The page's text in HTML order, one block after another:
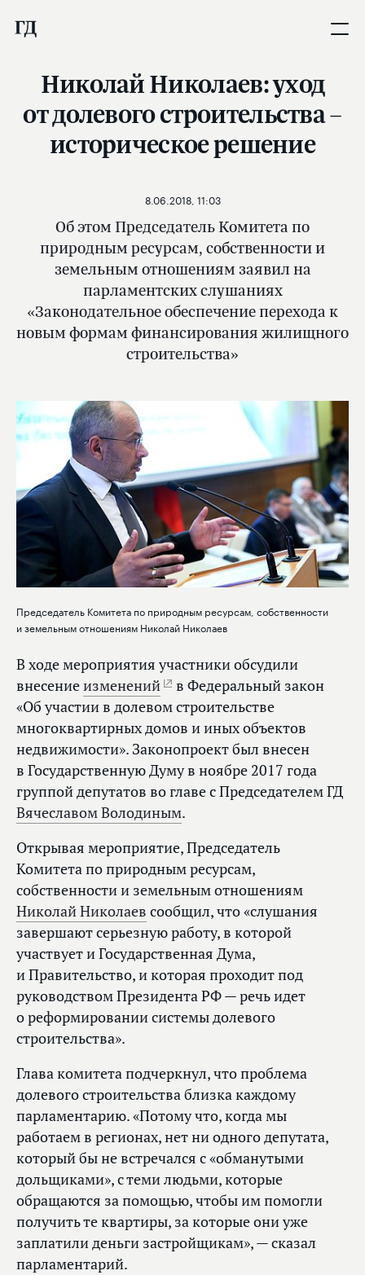
Николай Николаев: уход
от долевого строительства –
историческое решение
Об этом Председатель Комитета по
природным ресурсам, собственности и
земельным отношениям заявил на
парламентских слушаниях
«Законодательное обеспечение перехода к
новым формам финансирования жилищного
строительства»
8.06.2018, 11:03
Председатель Комитета по природным ресурсам, собственности
и земельным отношениям Николай Николаев
В ходе мероприятия участники обсудили
внесениеизменений
в Федеральный закон
«Об участии в долевом строительстве
многоквартирных домов и иных объектов
недвижимости». Законопроект был внесен
в Государственную Думу в ноябре 2017 года
группой депутатов во главе с Председателем ГД
Вячеславом Володиным.
Открывая мероприятие, Председатель
Комитета по природным ресурсам,
собственности и земельным отношениям
Николай Николаев сообщил, что «слушания
завершают серьезную работу, в которой
участвует и Государственная Дума,
и Правительство, и которая проходит под
руководством Президента РФ — речь идет
о реформировании системы долевого
строительства».
Глава комитета подчеркнул, что проблема
долевого строительства близка каждому
парламентарию. «Потому что, когда мы
работаем в регионах, нет ни одного депутата,
который бы не встречался с «обманутыми
дольщиками», с теми людьми, которые
обращаются за помощью, чтобы им помогли
получить те квартиры, за которые они уже
заплатили деньги застройщикам», — сказал
парламентарий.